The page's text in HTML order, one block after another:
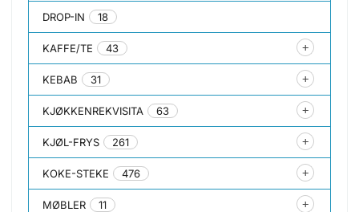
DROP-IN 18
KAFFE/TE 43
KEBAB 31
KJØKKENREKVISITA 63
KJØL-FRYS 261
KOKE-STEKE 476
MØBLER 11